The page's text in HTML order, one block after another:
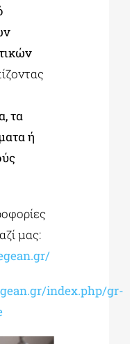
τα
ή
μας:
/
index.php/gr-